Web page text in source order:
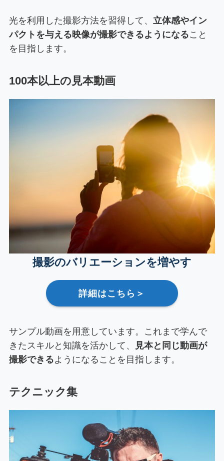
光を利用した撮影方法を習得して、 立体感やイン
パクトを与える映像が撮影できるようになること
を目指します。
100本以上の見本動画
撮影のバリエーションを増やす
詳細はこちら＞
サンプル動画を用意しています。これまで学んで
きたスキルと知識を活かして、
見本と同じ動画が
撮影できるようになることを目指します。
テクニック集